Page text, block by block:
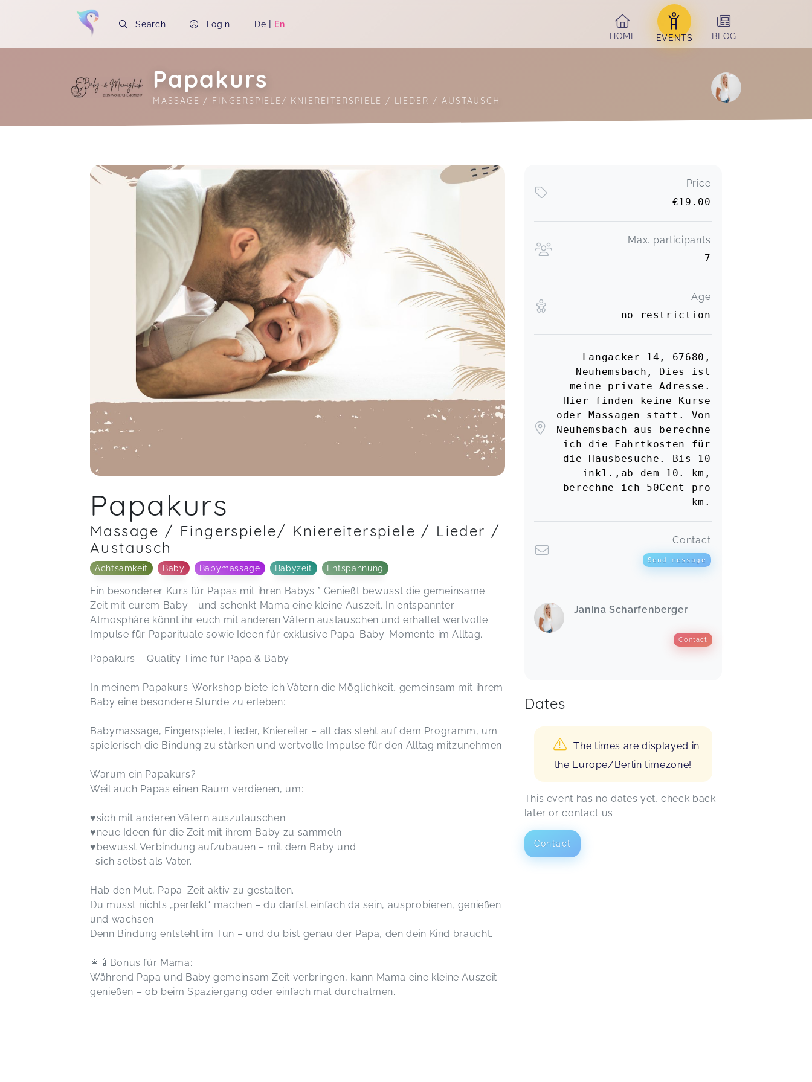
Search Login De | En
HOME
EVENTS BLOG
Papakurs
MASSAGE / FINGERSPIELE/ KNIEREITERSPIELE / LIEDER / AUSTAUSCH
Papakurs
Massage / Fingerspiele/ Kniereiterspiele / Lieder /
Austausch
Achtsamkeit Baby Babymassage Babyzeit Entspannung
Ein besonderer Kurs für Papas mit ihren Babys * Genießt bewusst die gemeinsame
Zeit mit eurem Baby - und schenkt Mama eine kleine Auszeit. In entspannter
Atmosphäre könnt ihr euch mit anderen Vätern austauschen und erhaltet wertvolle
Impulse für Paparituale sowie Ideen für exklusive Papa-Baby-Momente im Alltag.
Papakurs – Quality Time für Papa & Baby
In meinem Papakurs-Workshop biete ich Vätern die Möglichkeit, gemeinsam mit ihrem
Baby eine besondere Stunde zu erleben:
Babymassage, Fingerspiele, Lieder, Kniereiter – all das steht auf dem Programm, um
spielerisch die Bindung zu stärken und wertvolle Impulse für den Alltag mitzunehmen.
Warum ein Papakurs?
Weil auch Papas einen Raum verdienen, um:
♥️sich mit anderen Vätern auszutauschen
♥️neue Ideen für die Zeit mit ihrem Baby zu sammeln
♥️bewusst Verbindung aufzubauen – mit dem Baby und
sich selbst als Vater.
Hab den Mut, Papa-Zeit aktiv zu gestalten.
Du musst nichts „perfekt“ machen – du darfst einfach da sein, ausprobieren, genießen
und wachsen.
Denn Bindung entsteht im Tun – und du bist genau der Papa, den dein Kind braucht.
👩‍🍼Bonus für Mama:
Während Papa und Baby gemeinsam Zeit verbringen, kann Mama eine kleine Auszeit
genießen – ob beim Spaziergang oder einfach mal durchatmen.
Price
€19.00
Max. participants
7
Age
no restriction
Langacker 14, 67680,
Neuhemsbach, Dies ist
meine private Adresse.
Hier finden keine Kurse
oder Massagen statt. Von
Neuhemsbach aus berechne
ich die Fahrtkosten für
die Hausbesuche. Bis 10
inkl.,ab dem 10. km,
berechne ich 50Cent pro
km.
Contact
Send message
Janina Scharfenberger
Contact
Dates
The times are displayed in
the Europe/Berlin timezone!
This event has no dates yet, check back
later or contact us.
Contact